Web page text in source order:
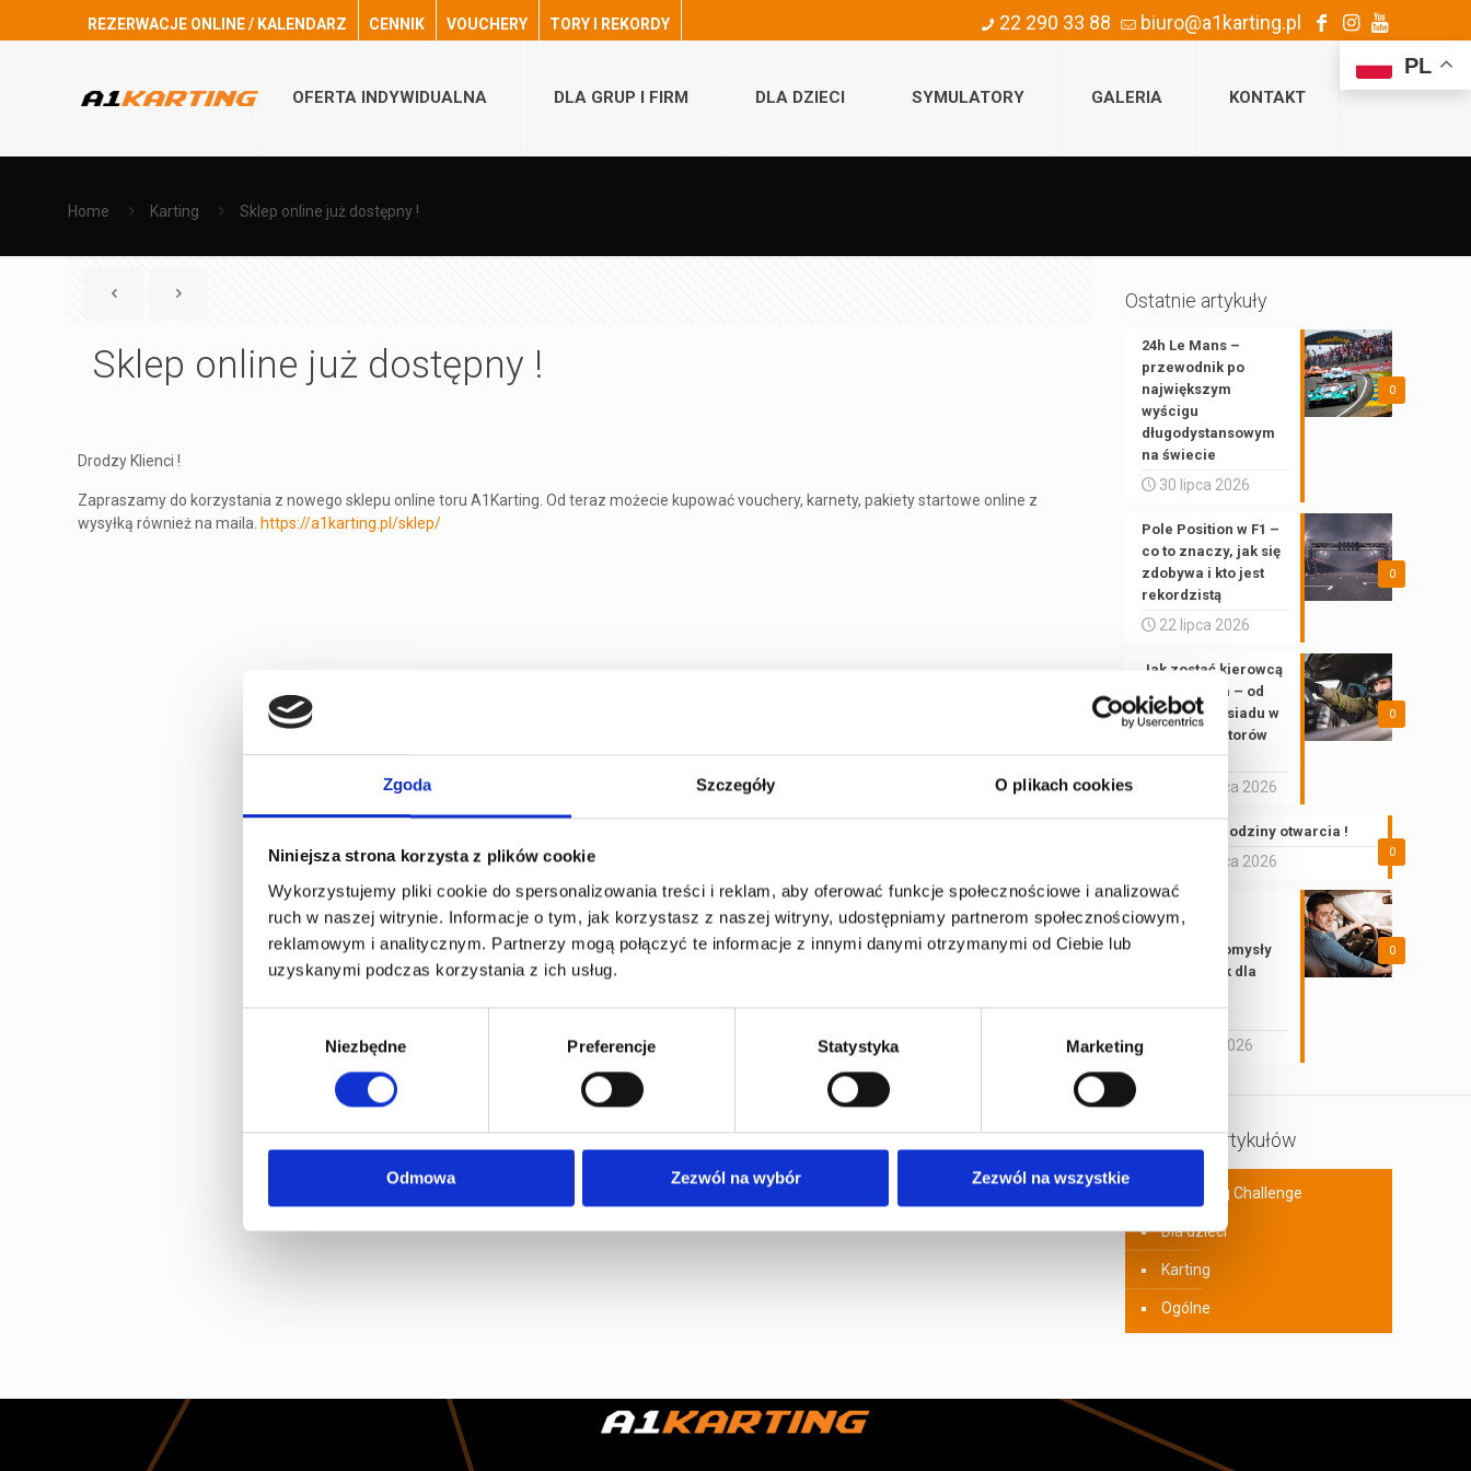
Zgoda Szczegóły O plikach cookies
Niniejsza strona korzysta z plików cookie
Wykorzystujemy pliki cookie do spersonalizowania treści i reklam, aby oferować funkcje społecznościowe i analizować
ruch w naszej witrynie. Informacje o tym, jak korzystasz z naszej witryny, udostępniamy partnerom społecznościowym,
reklamowym i analitycznym. Partnerzy mogą połączyć te informacje z innymi danymi otrzymanymi od Ciebie lub
uzyskanymi podczas korzystania z ich usług.
Niezbędne Preferencje Statystyka Marketing
Odmowa Zezwól na wybór Zezwól na wszystkie
REZERWACJE ONLINE / KALENDARZ CENNIK VOUCHERY TORY I REKORDY 22 290 33 88 biuro@a1karting.pl
OFERTA INDYWIDUALNA DLA GRUP I FIRM DLA DZIECI SYMULATORY GALERIA KONTAKT
PL
Home Karting Sklep online już dostępny !
Sklep online już dostępny !
Drodzy Klienci !
Zapraszamy do korzystania z nowego sklepu online toru A1Karting. Od teraz możecie kupować vouchery, karnety, pakiety startowe online z
wysyłką również na maila. https://a1karting.pl/sklep/
Ostatnie artykuły
0
24h Le Mans –
przewodnik po
największym
wyścigu
długodystansowym
na świecie
30 lipca 2026
0
Pole Position w F1 –
co to znaczy, jak się
zdobywa i kto jest
rekordzistą
22 lipca 2026
0
Jak zostać kierowcą
wyścigowym – od
pierwszego siadu w
gokarcie do torów
FIA
26 czerwca 2026
0
Wakacyjne godziny otwarcia !
22 czerwca 2026
0
kierowcy –
najlepsze pomysły
na upominek dla
29 maja 2026
Kategorie artykułów
A1Karting Challenge
Dla dzieci
Karting
Ogólne